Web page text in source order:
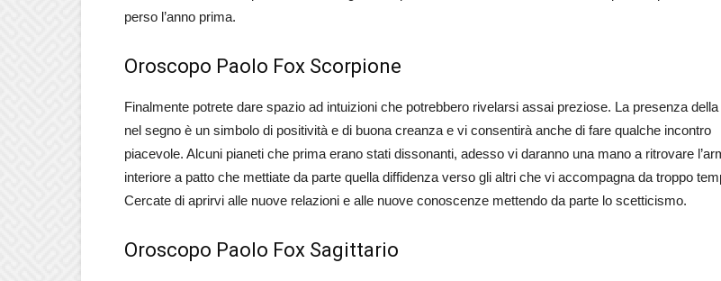
perso l’anno prima.
Oroscopo Paolo Fox Scorpione
Finalmente potrete dare spazio ad intuizioni che potrebbero rivelarsi assai preziose. La presenza della
nel segno è un simbolo di positività e di buona creanza e vi consentirà anche di fare qualche incontro
piacevole. Alcuni pianeti che prima erano stati dissonanti, adesso vi daranno una mano a ritrovare
interiore a patto che mettiate da parte quella diffidenza verso gli altri che vi accompagna da troppo
Cercate di aprirvi alle nuove relazioni e alle nuove conoscenze mettendo da parte lo scetticismo.
Oroscopo Paolo Fox Sagittario